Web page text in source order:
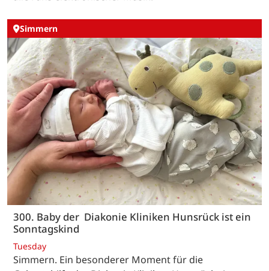
Simmern
300. Baby der Diakonie Kliniken Hunsrück ist ein
Sonntagskind
Tuesday
Simmern. Ein besonderer Moment für die